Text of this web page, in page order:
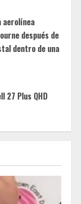
aerolínea
después de
dentro de una
27 Plus QHD